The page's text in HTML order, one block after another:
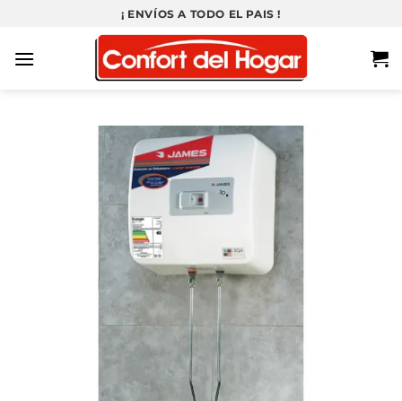
contenido
¡ ENVÍOS A TODO EL PAIS !